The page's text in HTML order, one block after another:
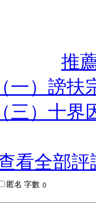
推
一）謗
三）十
看全部評
匿名 字數